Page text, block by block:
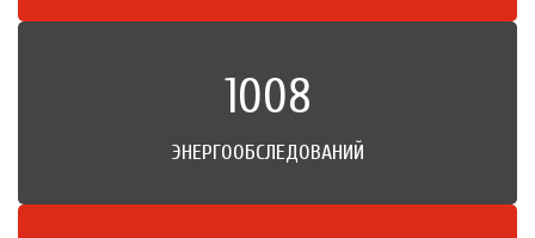
1008
ЭНЕРГООБСЛЕДОВАНИЙ